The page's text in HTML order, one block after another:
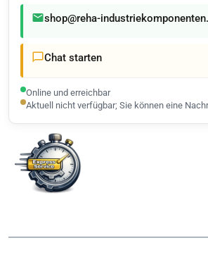
shop@reha-
Chat starten
Online und erreichbar
Aktuell nicht verfügbar; Sie können eine